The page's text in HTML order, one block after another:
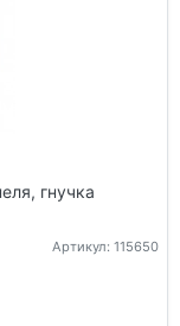
гнучка
Артикул: 115650